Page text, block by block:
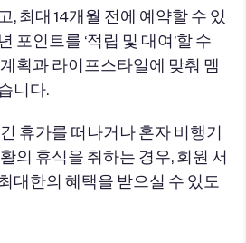
, 최대 14개월 전에 예약할 수 있
포인트를 ‘적립 및 대여’할 수
획과 라이프스타일에 맞춰 멤
니다.
휴가를 떠나거나 혼자 비행기
의 휴식을 취하는 경우, 회원 서
대한의 혜택을 받으실 수 있도